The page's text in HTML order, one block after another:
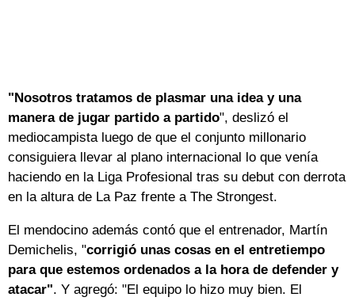
"Nosotros tratamos de plasmar una idea y una
manera de jugar partido a partido", deslizó el
mediocampista luego de que el conjunto millonario
consiguiera llevar al plano internacional lo que venía
haciendo en la Liga Profesional tras su debut con derrota
en la altura de La Paz frente a The Strongest.
El mendocino además contó que el entrenador, Martín
Demichelis, "corrigió unas cosas en el entretiempo
para que estemos ordenados a la hora de defender y
atacar". Y agregó: "El equipo lo hizo muy bien. El